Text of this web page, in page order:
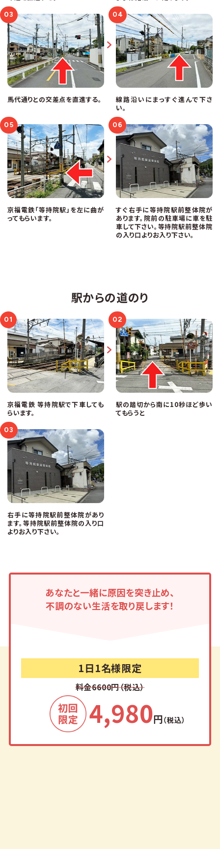
03
馬代通りとの交差点を直進する。
04
線路沿いにまっすぐ進んで下さ
い。
05
京福電鉄「等持院駅」を左に曲が
ってもらいます。
06
すぐ右手に等持院駅前整体院が
あります。院前の駐車場に車を駐
車して下さい。等持院駅前整体院
の入り口よりお入り下さい。
駅からの道のり
01
京福電鉄 等持院駅で下車しても
らいます。
02
駅の踏切から南に10秒ほど歩い
てもらうと
03
右手に等持院駅前整体院があり
ます。等持院駅前整体院の入り口
よりお入り下さい。
あなたと一緒に原因を突き止め、
不調のない生活を取り戻します！
1日1名様限定
料金6600円（税込）
4,980円（税込）